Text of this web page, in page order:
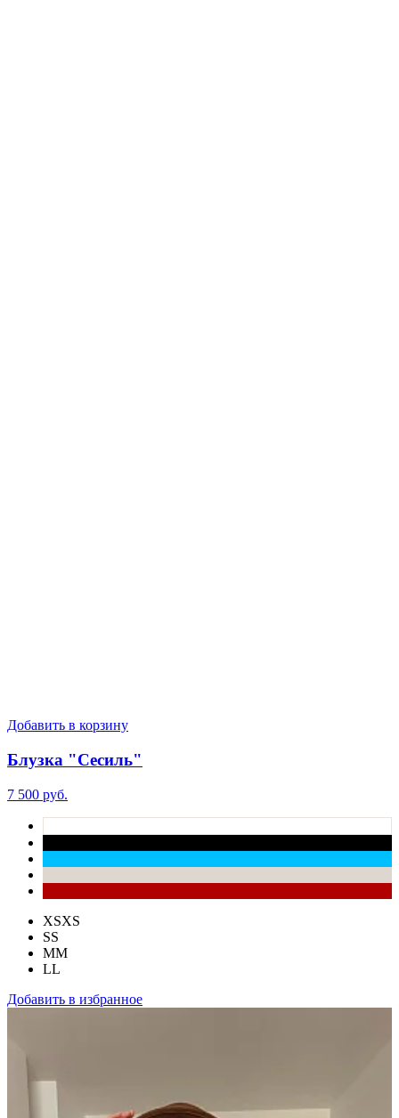
Добавить в корзину
Блузка "Сесиль"
7 500 руб.
XSXS
SS
MM
LL
Добавить в избранное